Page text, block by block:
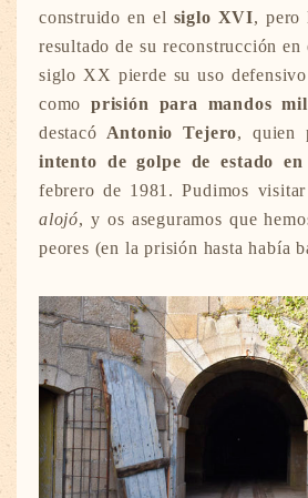
construido en el siglo XVI, pero
resultado de su reconstrucción
siglo XX pierde su uso
comoprisión para mandos
destacó Antonio Tejero, quien
intento de golpe de estado en
febrero de 1981. Pudimos
alojó, y os aseguramos que
peores (en la prisión hasta había